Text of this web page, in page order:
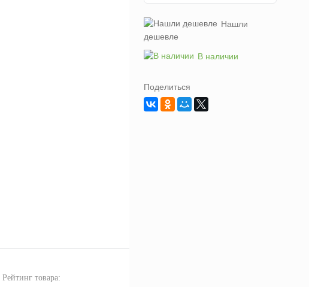
Рейтинг товара:
Нашли
дешевле
В наличии
Поделиться